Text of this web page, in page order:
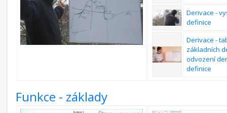
Derivace -
definice
Derivace -
základních
odvození
definice
Funkce - základy